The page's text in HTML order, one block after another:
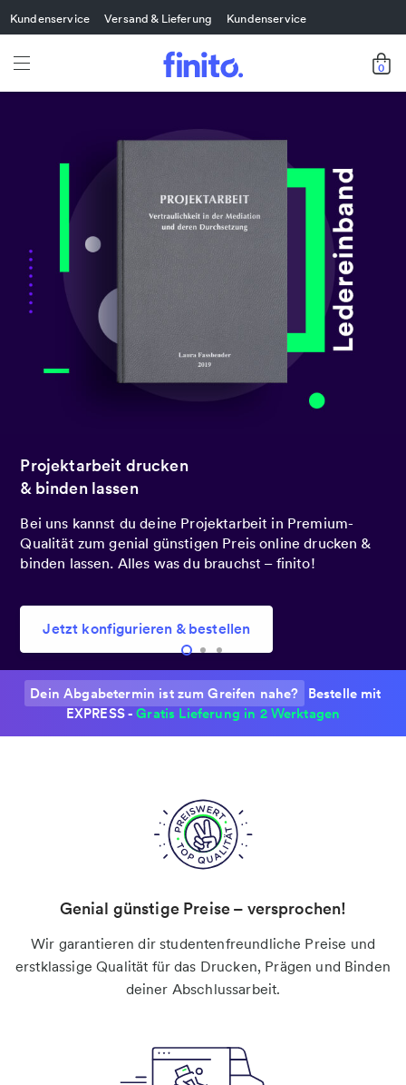
Kundenservice Versand & Lieferung Kundenservice
0
Heute bestellt.
Übermorgen bei dir!
Du hast es besonders eilig? Bestelle noch heute mit
Express-Druck, damit du deine Abschlussarbeit schon
übermorgen in den Händen hältst.
Jetzt konfigurieren & bestellen
Dein Abgabetermin ist zum Greifen nahe? Bestelle mit
EXPRESS -Gratis Lieferung in 2 Werktagen
Genial günstige Preise – versprochen!
Wir garantieren dir studentenfreundliche Preise und
erstklassige Qualität für das Drucken, Prägen und Binden
deiner Abschlussarbeit.